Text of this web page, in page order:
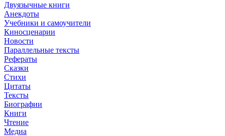
Двуязычные книги
Анекдоты
Учебники и самоучители
Киносценарии
Новости
Параллельные тексты
Рефераты
Сказки
Стихи
Цитаты
Тексты
Биографии
Книги
Чтение
Медиа